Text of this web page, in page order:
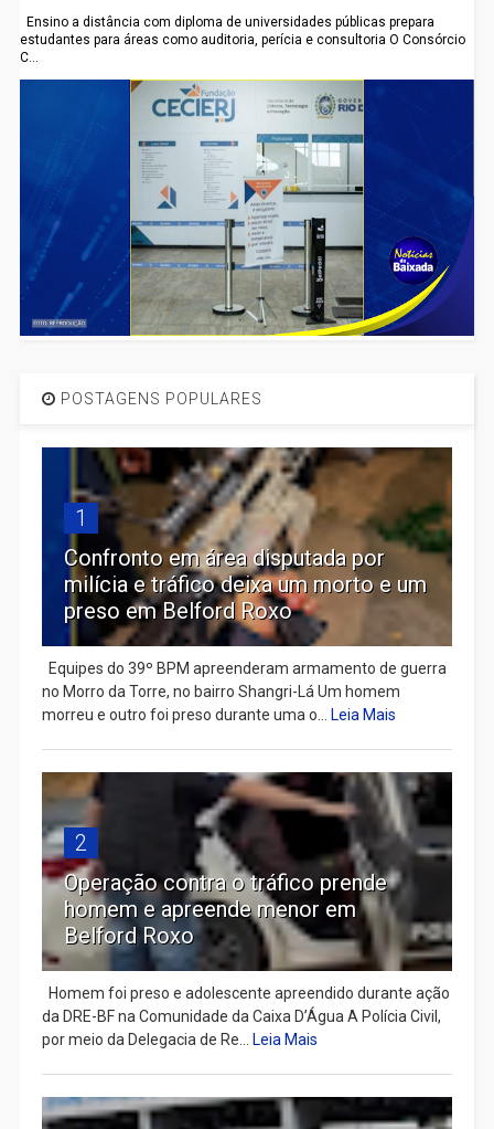
Ensino a distância com diploma de universidades públicas prepara
estudantes para áreas como auditoria, perícia e consultoria O Consórcio
C...
POSTAGENS POPULARES
1
Confronto em área disputada por
milícia e tráfico deixa um morto e um
preso em Belford Roxo
Equipes do 39º BPM apreenderam armamento de guerra
no Morro da Torre, no bairro Shangri-Lá Um homem
morreu e outro foi preso durante uma o...
Leia Mais
2
Operação contra o tráfico prende
homem e apreende menor em
Belford Roxo
Homem foi preso e adolescente apreendido durante ação
da DRE-BF na Comunidade da Caixa D’Água A Polícia Civil,
por meio da Delegacia de Re...
Leia Mais